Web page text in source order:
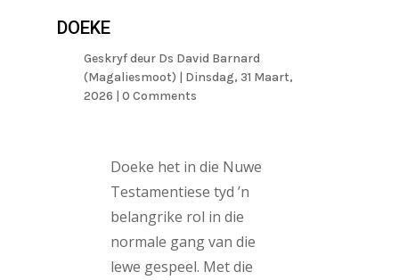
DOEKE
Geskryf deur Ds David Barnard
(Magaliesmoot) | Dinsdag, 31 Maart,
2026 | 0 Comments
Doeke het in die Nuwe
Testamentiese tyd ’n
belangrike rol in die
normale gang van die
lewe gespeel. Met die